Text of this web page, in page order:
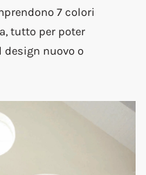
7 colori
tutto per poter
design nuovo o